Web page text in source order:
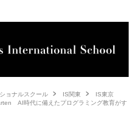
ョナルスクール IS関東
IS東京
AI時代に備えたプログラミング教育がす